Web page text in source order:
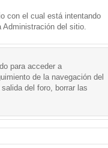
con el cual está intentando
Administración del sitio.
para acceder a
de la navegación del
del foro, borrar las